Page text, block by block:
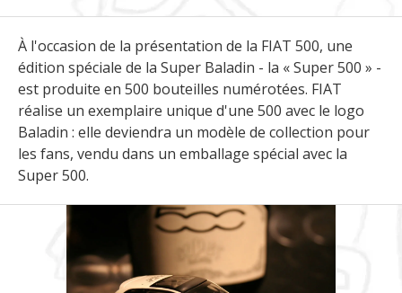
À l'occasion de la présentation de la FIAT 500, une
édition spéciale de la Super Baladin - la « Super 500 » -
est produite en 500 bouteilles numérotées. FIAT
réalise un exemplaire unique d'une 500 avec le logo
Baladin : elle deviendra un modèle de collection pour
les fans, vendu dans un emballage spécial avec la
Super 500.